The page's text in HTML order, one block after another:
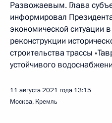
Развожаевым. Глава
информировал
экономической ситуации
реконструкции
строительства трассы
устойчивого
11 августа 2021 года 13:15
Москва, Кремль